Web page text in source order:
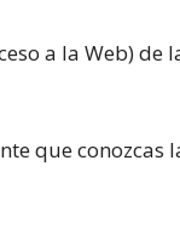
a la Web)
que conozcas